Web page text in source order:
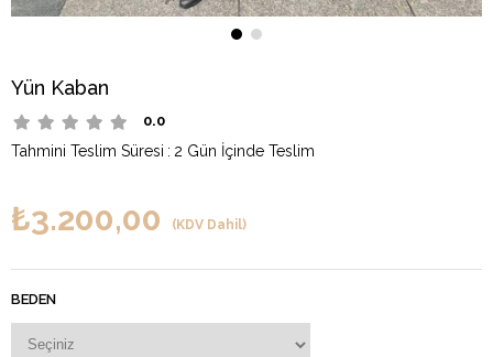
Yün Kaban
0.0
Tahmini Teslim Süresi : 2 Gün İçinde Teslim
₺3.200,00 (KDV Dahil)
BEDEN